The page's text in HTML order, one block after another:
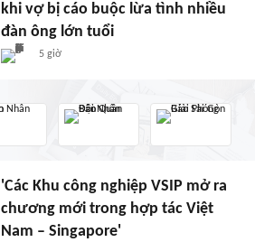
khi vợ bị cáo buộc lừa tình nhiều
đàn ông lớn tuổi
5 giờ
'Các Khu công nghiệp VSIP mở ra
chương mới trong hợp tác Việt
Nam – Singapore'